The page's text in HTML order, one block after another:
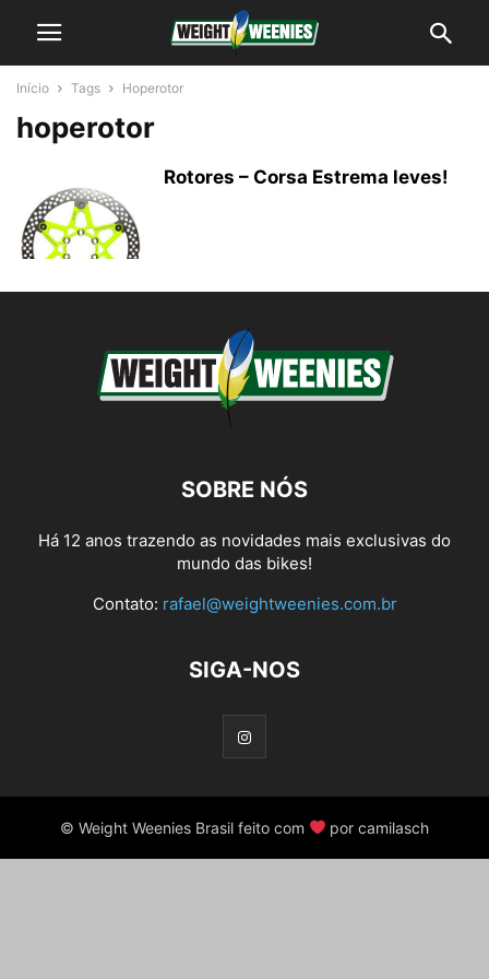
Início Tags Hoperotor
hoperotor
Rotores – Corsa Estrema leves!
SOBRE NÓS
Há 12 anos trazendo as novidades mais exclusivas do
mundo das bikes!
Contato: rafael@weightweenies.com.br
SIGA-NOS
© Weight Weenies Brasil feito com por camilasch